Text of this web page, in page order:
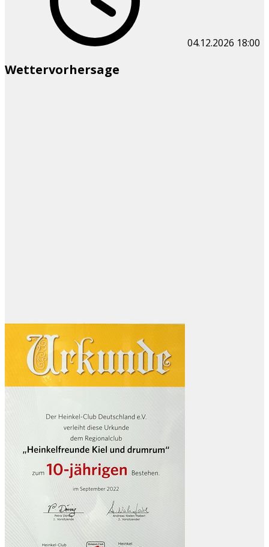
04.12.2026 18:00
Wettervorhersage